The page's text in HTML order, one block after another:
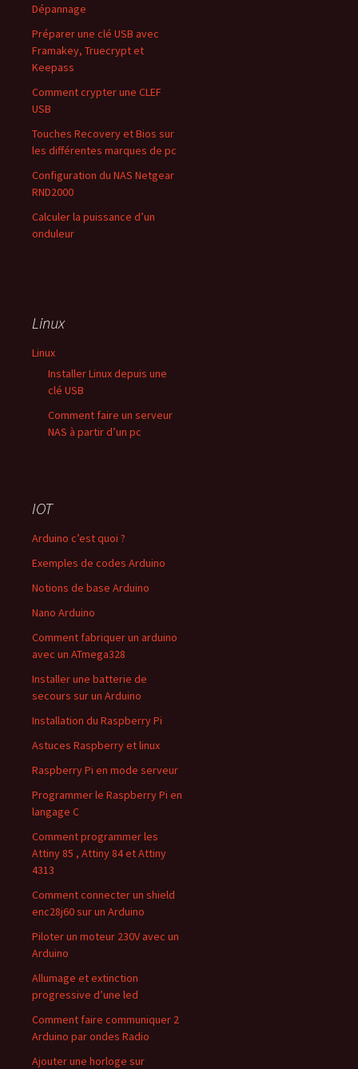
Dépannage
Préparer une clé USB avec
Framakey, Truecrypt et
Keepass
Comment crypter une CLEF
USB
Touches Recovery et Bios sur
les différentes marques de pc
Configuration du NAS Netgear
RND2000
Calculer la puissance d’un
onduleur
Linux
Linux
Installer Linux depuis une
clé USB
Comment faire un serveur
NAS à partir d’un pc
IOT
Arduino c’est quoi ?
Exemples de codes Arduino
Notions de base Arduino
Nano Arduino
Comment fabriquer un arduino
avec un ATmega328
Installer une batterie de
secours sur un Arduino
Installation du Raspberry Pi
Astuces Raspberry et linux
Raspberry Pi en mode serveur
Programmer le Raspberry Pi en
langage C
Comment programmer les
Attiny 85 , Attiny 84 et Attiny
4313
Comment connecter un shield
enc28j60 sur un Arduino
Piloter un moteur 230V avec un
Arduino
Allumage et extinction
progressive d’une led
Comment faire communiquer 2
Arduino par ondes Radio
Ajouter une horloge sur